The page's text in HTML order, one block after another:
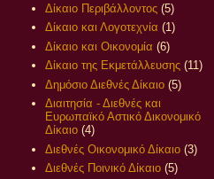
Δίκαιο Περιβάλλοντος (5)
Δίκαιο και Λογοτεχνία (1)
Δίκαιο και Οικονομία (6)
Δίκαιο της Εκμετάλλευσης (11)
Δημόσιο Διεθνές Δίκαιο (5)
Διαιτησία - Διεθνές και
Ευρωπαϊκό Αστικό Δικονομικό
Δίκαιο (4)
Διεθνές Οικονομικό Δίκαιο (3)
Διεθνές Ποινικό Δίκαιο (5)